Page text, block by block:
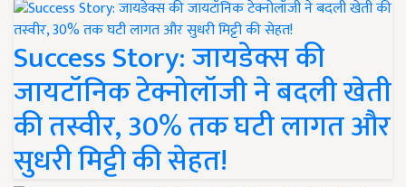
Success Story: जायडेक्स की
जायटॉनिक टेक्नोलॉजी ने बदली खेती
की तस्वीर, 30% तक घटी लागत और
सुधरी मिट्टी की सेहत!